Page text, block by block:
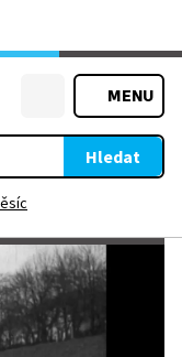
MENU
Hledat